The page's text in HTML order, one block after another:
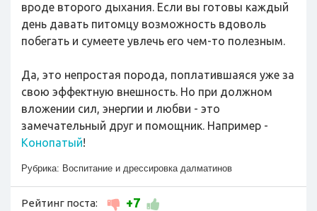
вроде второго дыхания. Если вы готовы каждый
день давать питомцу возможность вдоволь
побегать и сумеете увлечь его чем-то полезным.
Да, это непростая порода, поплатившаяся уже за
свою эффектную внешность. Но при должном
вложении сил, энергии и любви - это
замечательный друг и помощник. Например -
Конопатый!
Рубрика: Воспитание и дрессировка далматинов
Рейтинг поста:
+7